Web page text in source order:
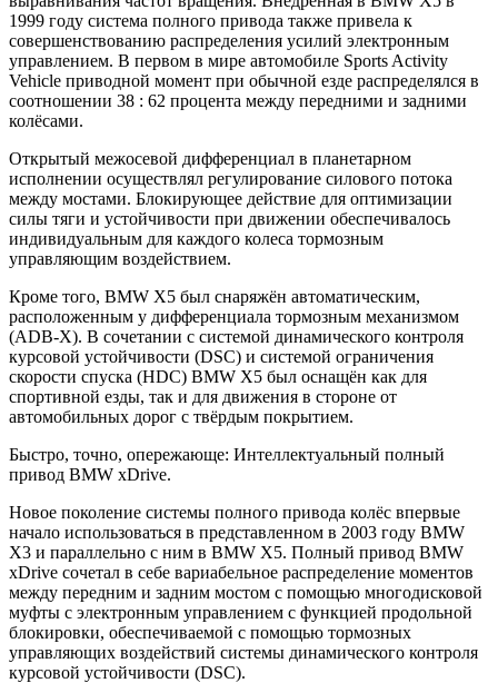
1999 году система полного привода также привела к
совершенствованию распределения усилий электронным
управлением. В первом в мире автомобиле Sports Activity
Vehicle приводной момент при обычной езде распределялся в
соотношении 38 : 62 процента между передними и задними
колёсами.
Открытый межосевой дифференциал в планетарном
исполнении осуществлял регулирование силового потока
между мостами. Блокирующее действие для оптимизации
силы тяги и устойчивости при движении обеспечивалось
индивидуальным для каждого колеса тормозным
управляющим воздействием.
Кроме того, BMW X5 был снаряжён автоматическим,
расположенным у дифференциала тормозным механизмом
(ADB-X). В сочетании с системой динамического контроля
курсовой устойчивости (DSC) и системой ограничения
скорости спуска (HDC) BMW X5 был оснащён как для
спортивной езды, так и для движения в стороне от
автомобильных дорог с твёрдым покрытием.
Быстро, точно, опережающе: Интеллектуальный полный
привод BMW xDrive.
Новое поколение системы полного привода колёс впервые
начало использоваться в представленном в 2003 году BMW
X3 и параллельно с ним в BMW X5. Полный привод BMW
xDrive сочетал в себе вариабельное распределение моментов
между передним и задним мостом с помощью многодисковой
муфты с электронным управлением с функцией продольной
блокировки, обеспечиваемой с помощью тормозных
управляющих воздействий системы динамического контроля
курсовой устойчивости (DSC).